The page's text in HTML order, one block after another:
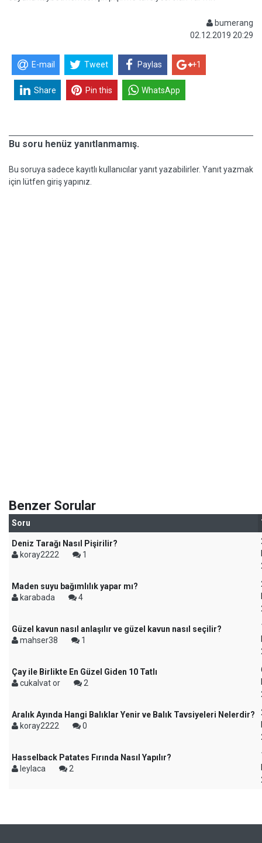
bumerang
02.12.2019 20:29
E-mail Tweet Paylas +1
Share Pin this WhatsApp
Bu soru henüz yanıtlanmamış.
Bu soruya sadece kayıtlı kullanıcılar yanıt yazabilirler. Yanıt yazmak
için lütfen giriş yapınız.
Benzer Sorular
Soru
Deniz Tarağı Nasıl Pişirilir?
koray2222
1
Maden suyu bağımlılık yapar mı?
karabada
4
Güzel kavun nasıl anlaşılır ve güzel kavun nasıl seçilir?
mahser38
1
Çay ile Birlikte En Güzel Giden 10 Tatlı
cukalvat or
2
Aralık Ayında Hangi Balıklar Yenir ve Balık Tavsiyeleri Nelerdir?
koray2222
0
Hasselback Patates Fırında Nasıl Yapılır?
leylaca
2